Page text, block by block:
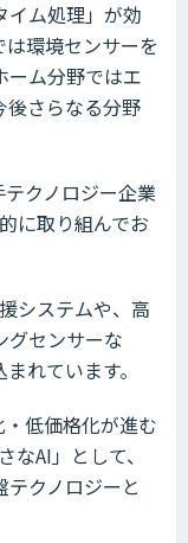
イム処理」が効
環境センサーを
ーム分野ではエ
後さらなる分野
クノロジー企業
に取り組んでお
システムや、高
グセンサーな
れています。
低価格化が進む
AI」として、
クノロジーと